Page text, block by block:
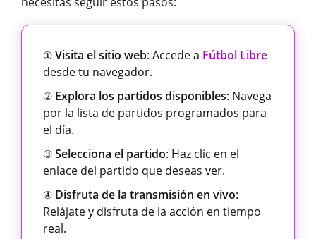
① Visita el sitio web: Accede a Fútbol Libre
desde tu navegador.
② Explora los partidos disponibles: Navega
por la lista de partidos programados para
el día.
③ Selecciona el partido: Haz clic en el
enlace del partido que deseas ver.
④ Disfruta de la transmisión en vivo:
Relájate y disfruta de la acción en tiempo
real.